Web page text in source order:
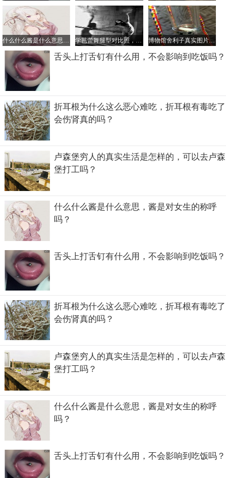
黄河大铁牛为什么晒不烫
黄河大铁牛被埋在黄河水底1200多年的时间，但在发掘出来
后，我们看到，它虽经历了千年的时间，却仍是不锈不坏，
究发现，这些铁牛都是一次性浇筑成功的，但可能是由于纯
度不够的原因才使得它不容易生锈，这应该也是它晒不烫的
原因所在，但这也只是猜测，并没有得到证实。
八只黄河铁牛另四个在哪里
曾经在黄河渡口有八只铁牛，分别分布在黄河两岸作为镇桥
之宝供行人来往于山西和陕西，但在上世纪九十年代初的时
候，经考古学家发掘并完整出土了黄河东岸的四只铁牛，那
岸的四只大铁牛一直都没有找到，也许是被人运走了，也有
可能已经被深埋在黄河的泥沙中了，但这也只是人们的猜
什么什么酱是什么意思，酱是对女生的称呼吗？ 学芭蕾舞腿型对比照，学芭蕾舞最晚年龄是多大？ 博物馆舍利子真实图片，看舍利子什么颜色的好
舌头上打舌钉有什么用，不会影响到吃饭吗？
折耳根为什么这么恶心难吃，折耳根有毒吃了
会伤肾真的吗？
卢森堡穷人的真实生活是怎样的，可以去卢森
堡打工吗？
什么什么酱是什么意思，酱是对女生的称呼
吗？
舌头上打舌钉有什么用，不会影响到吃饭吗？
折耳根为什么这么恶心难吃，折耳根有毒吃了
会伤肾真的吗？
卢森堡穷人的真实生活是怎样的，可以去卢森
堡打工吗？
什么什么酱是什么意思，酱是对女生的称呼
吗？
舌头上打舌钉有什么用，不会影响到吃饭吗？